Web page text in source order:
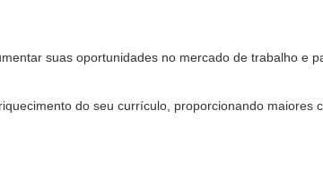
suas oportunidades no mercado de trabalho e
do seu currículo, proporcionando maiores